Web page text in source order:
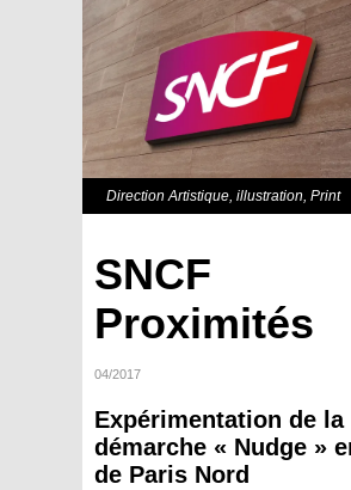
Direction Artistique, illustration, Print
SNCF
Proximités
04/2017
Expérimentation de la
démarche « Nudge »
de Paris Nord